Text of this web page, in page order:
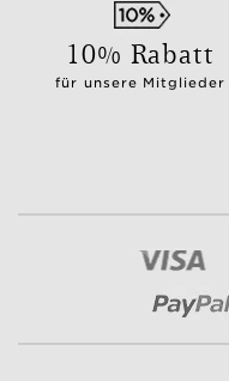
10% Rabatt
für unsere Mitglieder